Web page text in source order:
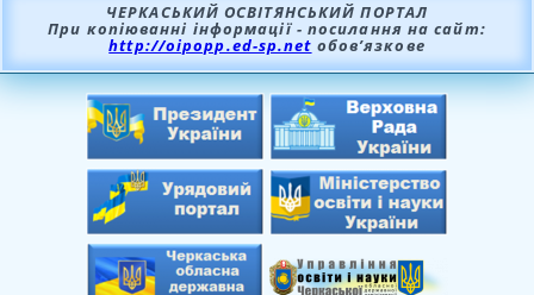
ЧЕРКАСЬКИЙ ОСВІТЯНСЬКИЙ ПОРТАЛ
При копіюванні інформації - посилання на сайт:
http://oipopp.ed-sp.net обов’язкове